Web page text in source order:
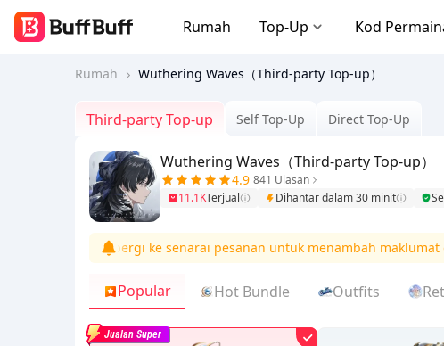
Rumah Top-Up Kod
Rumah Wuthering Waves（Third-party Top-up）
Third-party Top-up Self Top-Up Direct Top-Up
Wuthering Waves（Third-party Top-up）
4.9 841 Ulasan
11.1KTerjual Dihantar dalam 30 minit
pergi ke senarai pesanan untuk menambah maklumat dan
Popular Hot Bundle Outfits
Jualan Super